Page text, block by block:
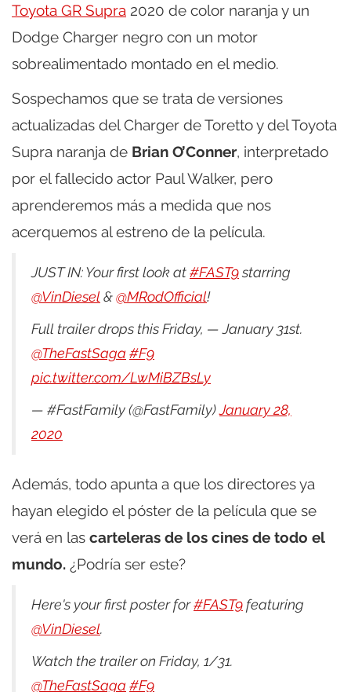
Toyota GR Supra 2020 de color naranja y un
Dodge Charger negro con un motor
sobrealimentado montado en el medio.
Sospechamos que se trata de versiones
actualizadas del Charger de Toretto y del Toyota
Supra naranja de Brian O’Conner, interpretado
por el fallecido actor Paul Walker, pero
aprenderemos más a medida que nos
acerquemos al estreno de la película.
JUST IN: Your first look at #FAST9starring
@VinDiesel & @MRodOfficial!
Full trailer drops this Friday, — January 31st.
@TheFastSaga #F9
pic.twitter.com/LwMiBZBsLy
— #FastFamily (@FastFamily)January 28,
2020
Además, todo apunta a que los directores ya
hayan elegido el póster de la película que se
verá en las carteleras de los cines de todo el
mundo. ¿Podría ser este?
Here's your first poster for#FAST9 featuring
@VinDiesel.
Watch the trailer on Friday, 1/31.
@TheFastSaga #F9